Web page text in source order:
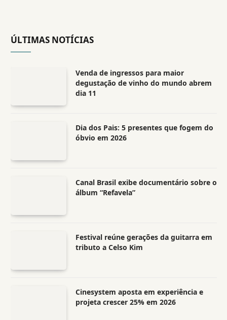
ÚLTIMAS NOTÍCIAS
Venda de ingressos para maior
degustação de vinho do mundo abrem
dia 11
Dia dos Pais: 5 presentes que fogem do
óbvio em 2026
Canal Brasil exibe documentário sobre o
álbum “Refavela”
Festival reúne gerações da guitarra em
tributo a Celso Kim
Cinesystem aposta em experiência e
projeta crescer 25% em 2026